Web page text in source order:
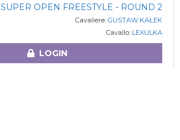
SUPER OPEN FREESTYLE - ROUND 2
Cavaliere: GUSTAW KAŁEK
Cavallo: LEXULKA
LOGIN